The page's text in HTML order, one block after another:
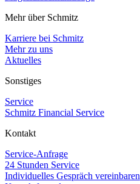
Mehr über Schmitz
Karriere bei Schmitz
Mehr zu uns
Aktuelles
Sonstiges
Service
Schmitz Financial Service
Kontakt
Service-Anfrage
24 Stunden Service
Individuelles Gespräch vereinbaren